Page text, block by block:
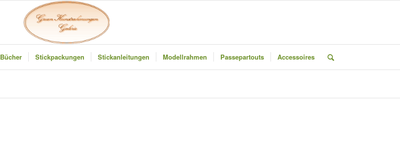
Bücher Stickpackungen Stickanleitungen Modellrahmen Passepartouts Accessoires